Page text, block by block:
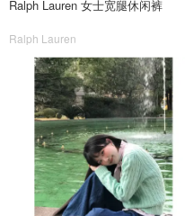
Ralph Lauren 女士宽腿休闲裤
Ralph Lauren